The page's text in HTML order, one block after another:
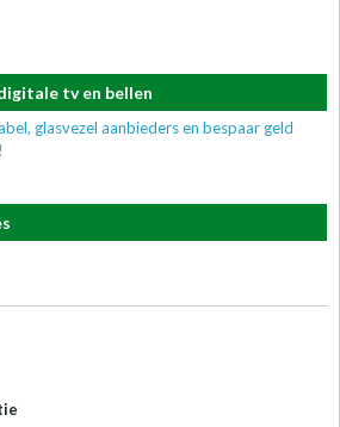
tv en bellen
glasvezel aanbieders en bespaar geld